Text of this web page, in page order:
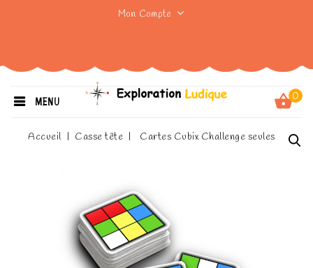
Mon Compte
0
MENU
Accueil Casse tête Cartes Cubix Challenge seules